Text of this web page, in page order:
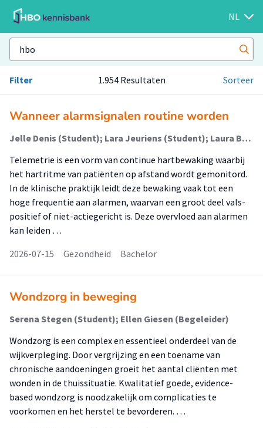
NL
Filter 1.954 Resultaten Sorteer
Wanneer alarmsignalen routine worden
Jelle Denis (Student); Lara Jeuriens (Student); Laura Beunen-Verbeek (Begeleider)
Telemetrie is een vorm van continue hartbewaking waarbij
het hartritme van patiënten op afstand wordt gemonitord.
In de klinische praktijk leidt deze bewaking vaak tot een
hoge frequentie aan alarmen, waarvan een groot deel vals-
positief of niet-actiegericht is. Deze overvloed aan alarmen
kan leiden …
2026-07-15
Gezondheid Bachelor
Wondzorg in beweging
Serena Stegen (Student); Ellen Giesen (Begeleider)
Wondzorg is een complex en essentieel onderdeel van de
wijkverpleging. Door vergrijzing en een toename van
chronische aandoeningen groeit het aantal cliënten met
wonden in de thuissituatie. Kwalitatief goede, evidence-
based wondzorg is noodzakelijk om complicaties te
voorkomen en het herstel te bevorderen. …